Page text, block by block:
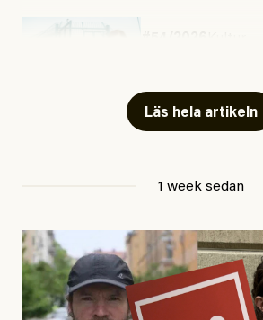
Läs hela artikeln
1 week sedan